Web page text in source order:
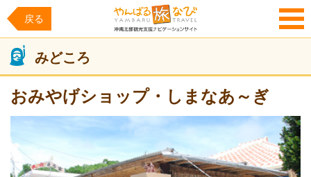
戻る
MENU
みどころ
おみやげショップ・しまなあ～ぎ